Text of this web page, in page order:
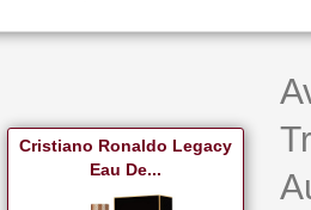
Cristiano Ronaldo Legacy
Eau De...